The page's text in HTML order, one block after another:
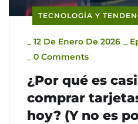
TECNOLOGÍA Y
12 De Enero De 2026
0 Comments
¿Por qué es
comprar
hoy? (Y no es